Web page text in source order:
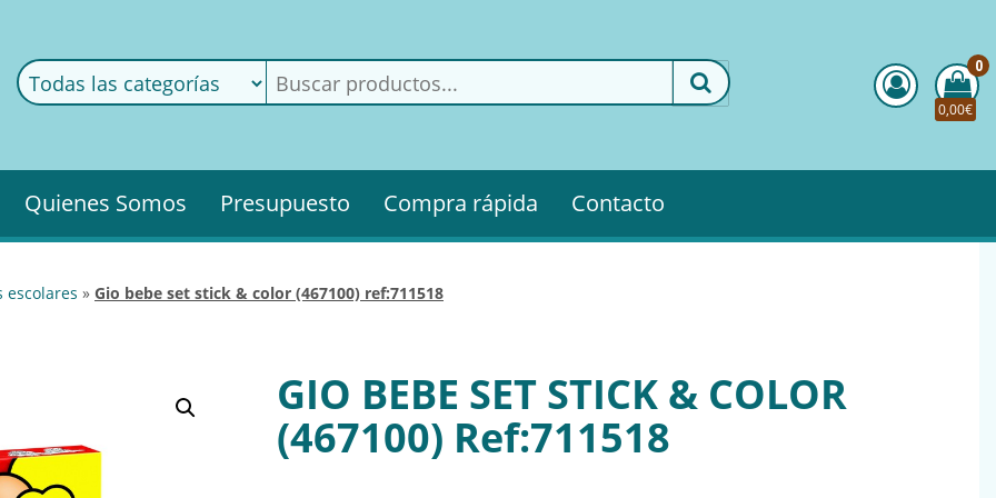
0
0,00€
Quienes Somos Presupuesto Compra rápida Contacto
escolares » gio bebe set stick & color (467100) ref:711518
GIO BEBE SET STICK & COLOR
(467100) Ref:711518